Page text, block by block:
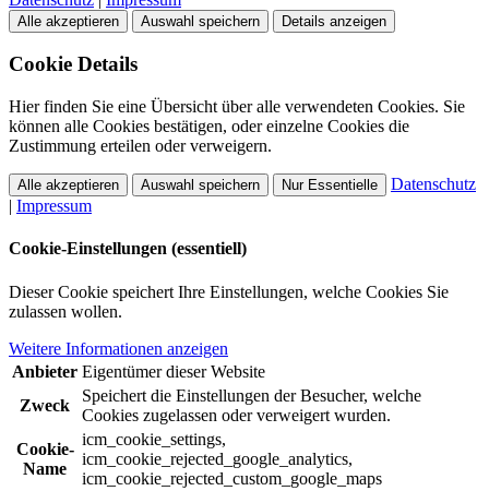
Alle akzeptieren Auswahl speichern Details anzeigen
Cookie Details
Hier finden Sie eine Übersicht über alle verwendeten Cookies. Sie
können alle Cookies bestätigen, oder einzelne Cookies die
Zustimmung erteilen oder verweigern.
Alle akzeptieren Auswahl speichern Nur Essentielle
Datenschutz
| Impressum
Cookie-Einstellungen (essentiell)
Dieser Cookie speichert Ihre Einstellungen, welche Cookies Sie
zulassen wollen.
Weitere Informationen anzeigen
Anbieter Eigentümer dieser Website
Zweck
Speichert die Einstellungen der Besucher, welche
Cookies zugelassen oder verweigert wurden.
Cookie-
Name
icm_cookie_settings,
icm_cookie_rejected_google_analytics,
icm_cookie_rejected_custom_google_maps